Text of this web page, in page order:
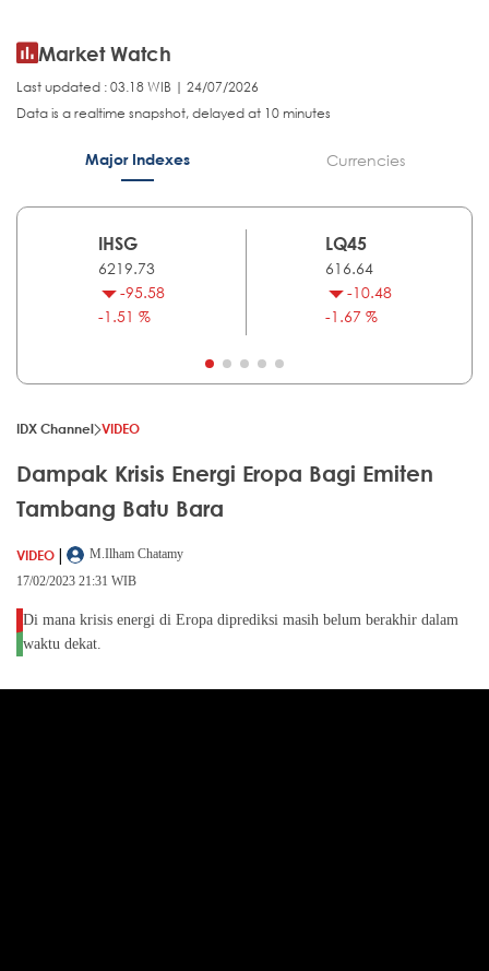
Market Watch
Last updated : 03.18 WIB | 24/07/2026
Data is a realtime snapshot, delayed at 10 minutes
Major Indexes Currencies
IHSG
6219.73
-95.58
-1.51 %
LQ45
616.64
-10.48
-1.67 %
IDX Channel VIDEO
Dampak Krisis Energi Eropa Bagi Emiten
Tambang Batu Bara
VIDEO |
M.Ilham Chatamy
17/02/2023 21:31 WIB
Di mana krisis energi di Eropa diprediksi masih belum berakhir dalam
waktu dekat.